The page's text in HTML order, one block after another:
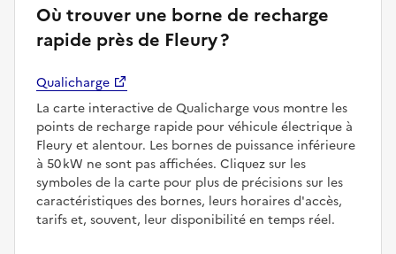
Où trouver une borne de recharge
rapide près de Fleury ?
Qualicharge
La carte interactive de Qualicharge vous montre les
points de recharge rapide pour véhicule électrique à
Fleury et alentour. Les bornes de puissance inférieure
à 50 kW ne sont pas affichées. Cliquez sur les
symboles de la carte pour plus de précisions sur les
caractéristiques des bornes, leurs horaires d'accès,
tarifs et, souvent, leur disponibilité en temps réel.